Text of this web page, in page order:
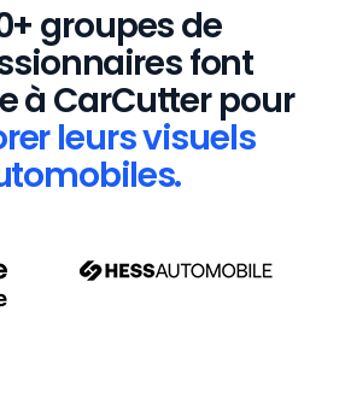
groupes de
font
à CarCutter pour
leurs visuels